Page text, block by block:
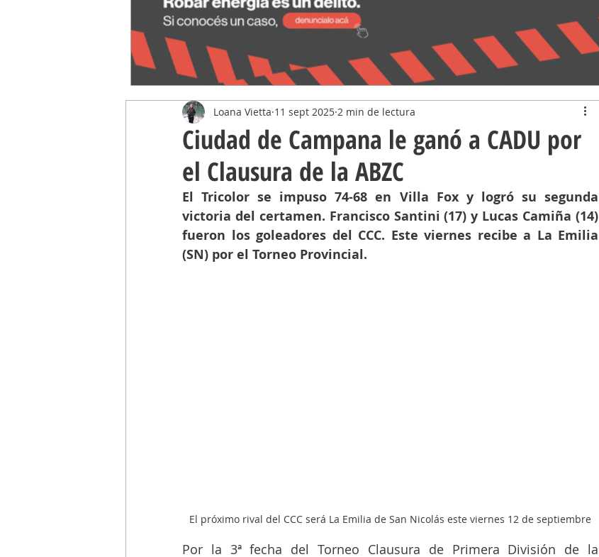
Ciudad de Campana le ganó a CADU por
el Clausura de la ABZC
Loana Vietta 11 sept 2025 2 min de lectura
El Tricolor se impuso 74-68 en Villa Fox y logró su segunda
victoria del certamen. Francisco Santini (17) y Lucas Camiña (14)
fueron los goleadores del CCC. Este viernes recibe a La Emilia
(SN) por el Torneo Provincial.
El próximo rival del CCC será La Emilia de San Nicolás este viernes 12 de septiembre